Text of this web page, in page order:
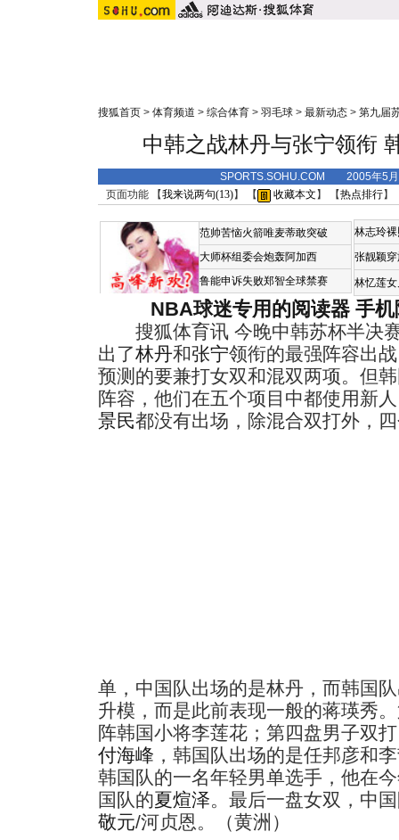
搜狐首页 > 体育频道 > 综合体育 > 羽毛球 > 最新动态 > 第九届
中韩之战林丹与张宁领衔
SPORTS.SOHU.COM 2005年5
页面功能 【我来说两句(13)】 【 收藏本文 】 【热点排行】
范帅苦恼火箭唯麦蒂敢突破
大师杯组委会炮轰阿加西
鲁能申诉失败郑智全球禁赛
林志玲
张靓颖
林忆莲
NBA球迷专用的阅读器 手
搜狐体育讯 今晚中韩苏杯半决
出了林丹和张宁领衔的最强阵容出
预测的要兼打女双和混双两项。但
阵容，他们在五个项目中都使用新
景民都没有出场，除混合双打外，
单，中国队出场的是林丹，而韩国
升模，而是此前表现一般的蒋瑛秀
阵韩国小将李莲花；第四盘男子双
付海峰 ，韩国队出场的是任邦彦和
韩国队的一名年轻男单选手，他在
国队的夏煊泽。最后一盘女双，中
敬元/河贞恩。（黄洲）